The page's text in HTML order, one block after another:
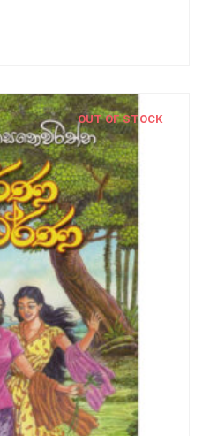
OUT OF STOCK